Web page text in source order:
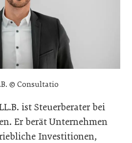
© Consultatio
ist Steuerberater bei
Er berät Unternehmen
Investitionen,